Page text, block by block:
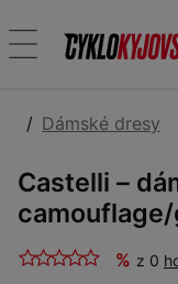
Dámské dresy
Castelli –
% z 0